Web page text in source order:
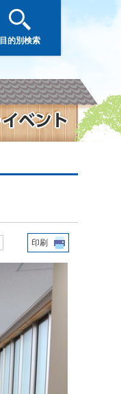
目的別検索
印刷